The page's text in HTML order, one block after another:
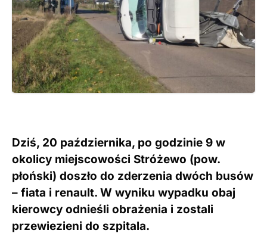
Dziś, 20 października, po godzinie 9 w
okolicy miejscowości Stróżewo (pow.
płoński) doszło do zderzenia dwóch busów
– fiata i renault. W wyniku wypadku obaj
kierowcy odnieśli obrażenia i zostali
przewiezieni do szpitala.